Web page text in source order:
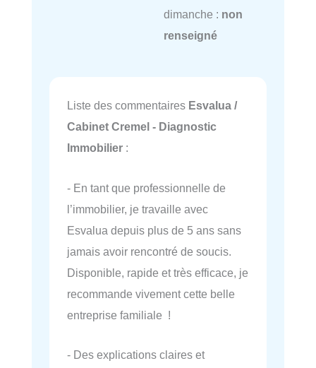
dimanche : non
renseigné
Liste des commentaires Esvalua /
Cabinet Cremel - Diagnostic
Immobilier :
- En tant que professionnelle de
l’immobilier, je travaille avec
Esvalua depuis plus de 5 ans sans
jamais avoir rencontré de soucis.
Disponible, rapide et très efficace, je
recommande vivement cette belle
entreprise familiale !
- Des explications claires et